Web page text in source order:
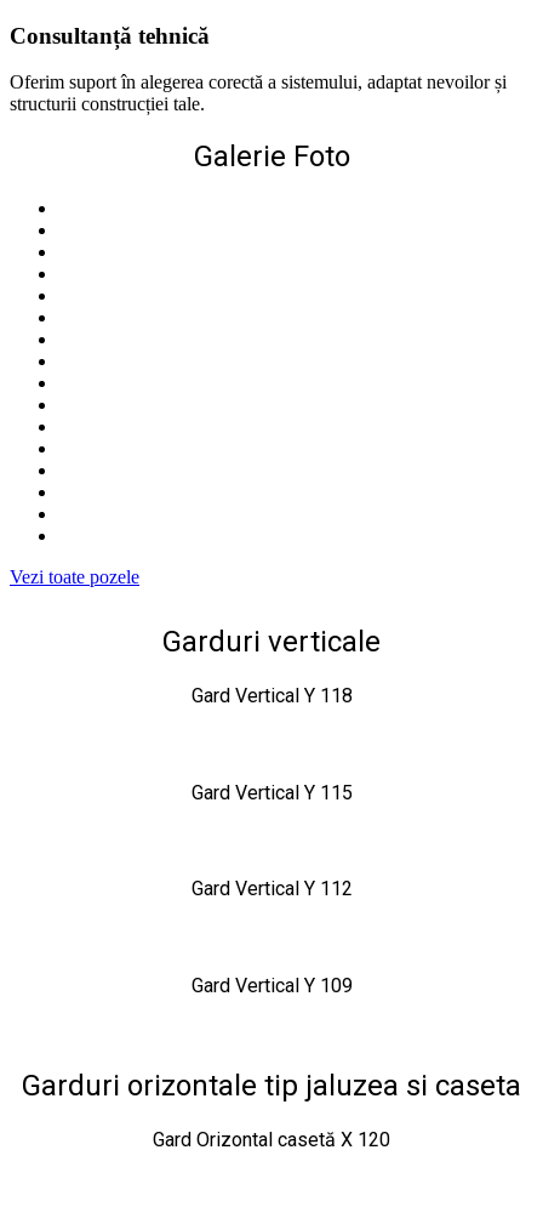
Consultanță tehnică
Oferim suport în alegerea corectă a sistemului, adaptat nevoilor și
structurii construcției tale.
Galerie Foto
Vezi toate pozele
Garduri verticale
Gard Vertical Y 118
Gard Vertical Y 115
Gard Vertical Y 112
Gard Vertical Y 109
Garduri orizontale tip jaluzea si caseta
Gard Orizontal casetă X 120